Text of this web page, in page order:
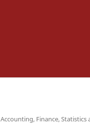
Accounting, Finance,